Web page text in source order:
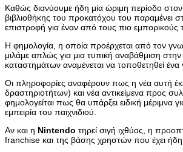
Καθώς διανύουμε ήδη μία ώριμη περίοδο
βιβλιοθήκης του προκατόχου του παραμένει
επιστροφή για έναν από τους πιο εμπορικούς
Η φημολογία, η οποία προέρχεται από τον
μιλάμε απλώς για μια τυπική αναβάθμιση
καταστημάτων αναμένεται να τοποθετηθεί ένα
Οι πληροφορίες αναφέρουν πως η νέα αυτή
δραστηριοτήτων) και νέα αντικείμενα προς
φημολογείται πως θα υπάρξει ειδική μέριμνα
εμπειρία του παιχνιδιού.
Αν και η Nintendo τηρεί σιγή ιχθύος, η
franchise και της βάσης χρηστών που έχει ήδη